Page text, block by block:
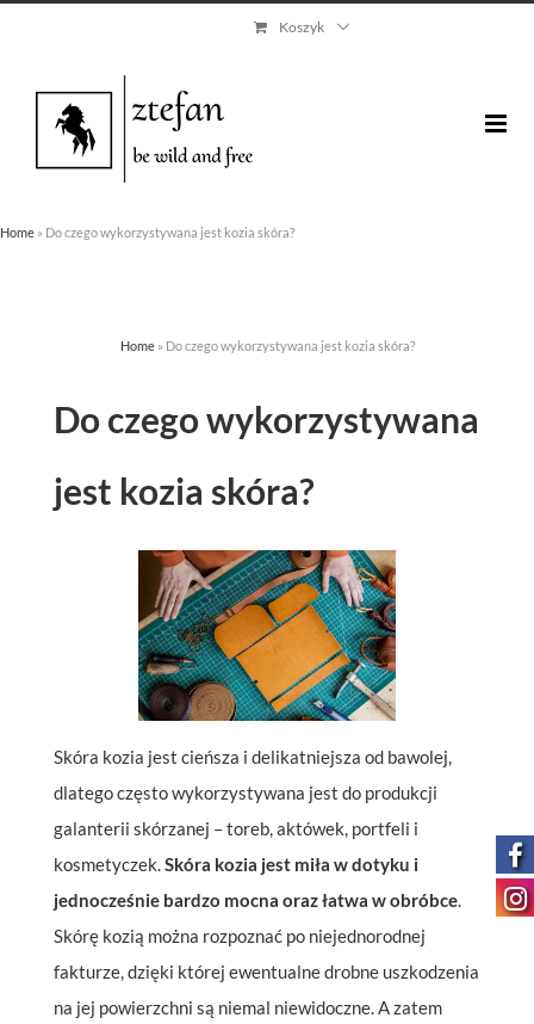
content
Koszyk
Home » Do czego wykorzystywana jest kozia skóra?
Home» Do czego wykorzystywana jest kozia skóra?
Do czego wykorzystywana
jest kozia skóra?
Skóra kozia jest cieńsza i delikatniejsza od bawolej,
dlatego często wykorzystywana jest do produkcji
galanterii skórzanej – toreb, aktówek, portfeli i
kosmetyczek.Skóra kozia jest miła w dotyku i
jednocześnie bardzo mocna oraz łatwa w obróbce.
Skórę kozią można rozpoznać po niejednorodnej
fakturze, dzięki której ewentualne drobne uszkodzenia
na jej powierzchni są niemal niewidoczne. A zatem